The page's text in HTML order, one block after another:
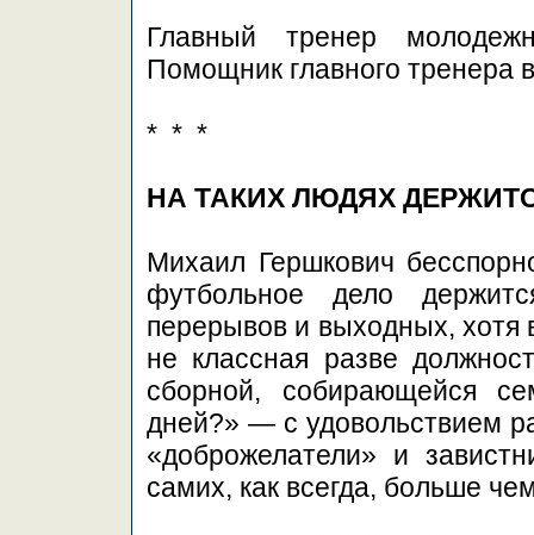
Главный тренер
Помощник главного тренера
* * *
НА ТАКИХ ЛЮДЯХ
Михаил Гершкович
футбольное дело
перерывов и выходных, хотя
не классная разве
сборной, собирающейся
дней?» — с удовольствием
«доброжелатели» и
самих, как всегда, больше